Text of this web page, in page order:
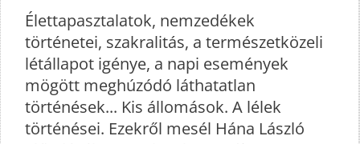
Élettapasztalatok, nemzedékek
történetei, szakralitás, a természetközeli
létállapot igénye, a napi események
mögött meghúzódó láthatatlan
történések... Kis állomások. A lélek
történései. Ezekről mesél Hána László